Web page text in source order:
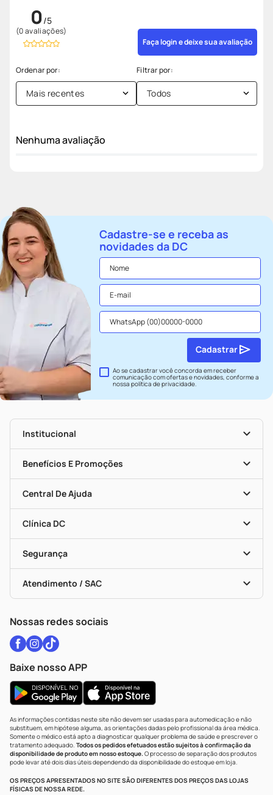
0
(0 avaliações)
Faça login e deixe sua avaliação
Mais recentes Todos
Nenhuma avaliação
Cadastre-se e receba as
novidades da DC
Ao se cadastrar você concorda em receber
comunicação com ofertas e novidades, conforme a
nossapolítica de privacidade.
Cadastrar
Institucional
História
Nossas Lojas
Seja Uma Loja Parceira
Mapa De Categorias
Benefícios E Promoções
Clube DC
Convênios
Programa Popular Do Brasil
Encarte De Ofertas
Dermaclub
Cupons E Ofertas
Black Friday
Central De Ajuda
Entrega
Recompra Programada
Alomed
Formas De Pagamento
Troca E Devolução
Bulas De A A Z
Políticas De Marketplace
Clínica DC
Vacinas
Serviços Farmacêuticos
Testes Rápidos
Autoteste Covid-19
Vacinas
Segurança
Certificado De Segurança
Portal Da Privacidade
Atendimento / SAC
WhatsApp (47) 9202-1687
Nossas redes sociais
Baixe nosso APP
As informações contidas neste site não devem ser usadas para automedicação e não
substituem, em hipótese alguma, as orientações dadas pelo profissional da área médica.
Somente o médico está apto a diagnosticar qualquer problema de saúde e prescrever o
tratamento adequado. Todos os pedidos efetuados estão sujeitos à confirmação da
disponibilidade de produto em nosso estoque.O processo de separação dos produtos
pode levar até dois dias úteis dependendo da disponibilidade do estoque em loja.
OS PREÇOS APRESENTADOS NO SITE SÃO DIFERENTES DOS PREÇOS DAS LOJAS
FÍSICAS DE NOSSA REDE.